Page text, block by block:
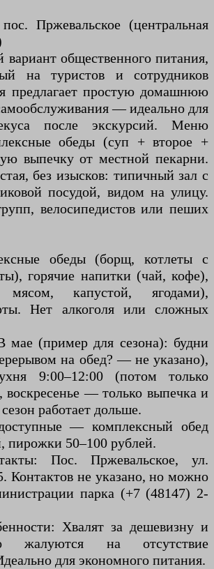
Пржевальское (центральная
общественного питания,
на туристов и сотрудников
предлагает простую домашнюю
— идеально для
после экскурсий. Меню
обеды (суп + второе +
выпечку от местной пекарни.
без изысков: типичный зал с
посудой, видом на улицу.
велосипедистов или пеших
обеды (борщ, котлеты с
горячие напитки (чай, кофе),
капустой, ягодами),
Нет алкоголя или сложных
мае (пример для сезона): будни
на обед? — не указано),
9:00–12:00 (потом только
воскресенье — только выпечка и
работает дольше.
— комплексный обед
пирожки 50–100 рублей.
Пос. Пржевальское, ул.
Контактов не указано, но можно
парка (+7 (48147) 2-
Хвалят за дешевизну и
жалуются на отсутствие
для экономного питания.